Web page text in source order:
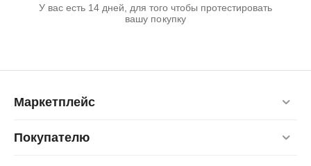
У вас есть 14 дней, для того чтобы протестировать
вашу покупку
Маркетплейс
Покупателю